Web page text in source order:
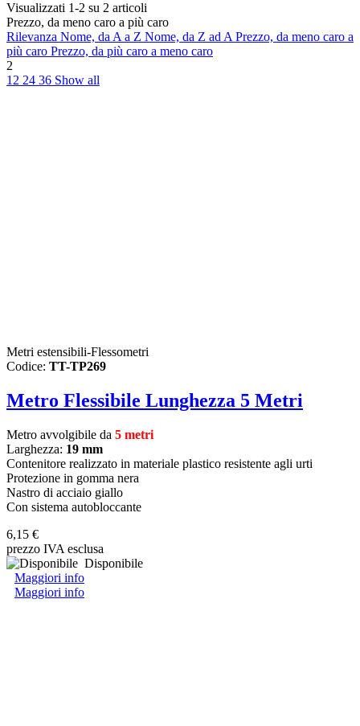
Visualizzati 1-2 su 2 articoli
Prezzo, da meno caro a più caro
Rilevanza Nome, da A a Z Nome, da Z ad APrezzo, da meno caro a
più caro Prezzo, da più caro a meno caro
2
12 24 36 Show all
Metri estensibili-Flessometri
Codice: TT-TP269
Metro Flessibile Lunghezza 5 Metri
Metro avvolgibile da 5 metri
Larghezza: 19 mm
Contenitore realizzato in materiale plastico resistente agli urti
Protezione in gomma nera
Nastro di acciaio giallo
Con sistema autobloccante
6,15 €
prezzo IVA esclusa
Disponibile
Maggiori info
Maggiori info